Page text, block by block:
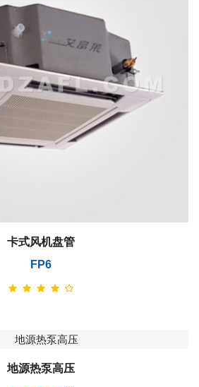
卡式风机盘管
FP6
地源热泵高压